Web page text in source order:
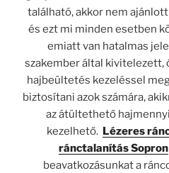
található, akkor nem
és ezt mi minden esetben
emiatt van hatalmas
szakember által kivitelezett,
hajbeültetés kezeléssel
biztosítani azok számára,
az átültethető
kezelhető. Lézeres
ránctalanítás Sopron
beavatkozásunkat a